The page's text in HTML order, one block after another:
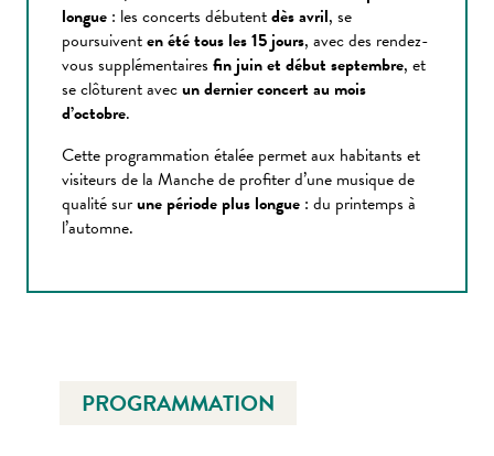
longue : les concerts débutentdès avril, se
poursuiventen été tous les 15 jours, avec des rendez-
vous supplémentaires fin juin et début septembre, et
se clôturent avecun dernier concert au mois
d’octobre.
Cette programmation étalée permet aux habitants et
visiteurs de la Manche de profiter d’une musique de
qualité surune période plus longue : du printemps à
l’automne.
PROGRAMMATION